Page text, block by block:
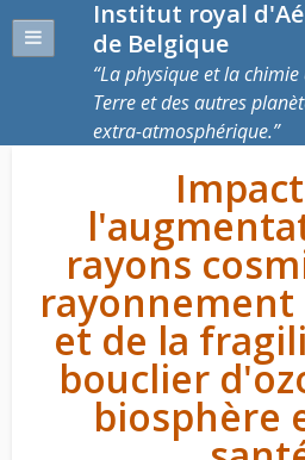
Institut royal
de Belgique
La physique et la
Terre et des autres
extra-atmosphérique.
rayons
et de la
bouclier
biosphère